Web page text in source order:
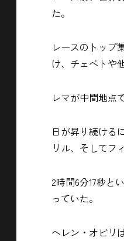
た。
レースのトップ
け、チェベトや
レマが中間地点
日が昇り続ける
リル、そしてフ
2時間6分17秒と
っていた。
ヘレン・オビリ